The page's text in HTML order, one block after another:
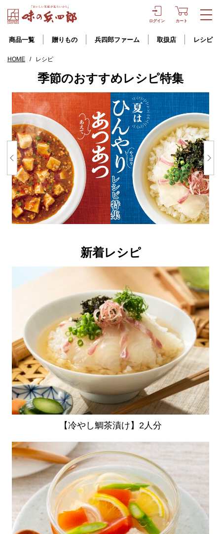
ログイン カート
商品一覧 贈りもの 兵四郎ファーム 取扱店 レシピ
HOME / レシピ
季節のおすすめレシピ特集
新着レシピ
【冷やし鯛茶漬け】2人分